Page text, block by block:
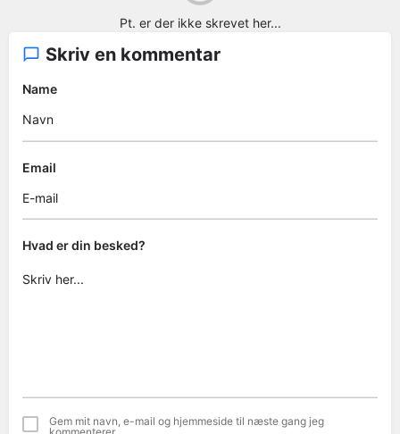
Pt. er der ikke skrevet her...
Skriv en kommentar
Name
Email
Hvad er din besked?
Gem mit navn, e-mail og hjemmeside til næste gang jeg
kommenterer.